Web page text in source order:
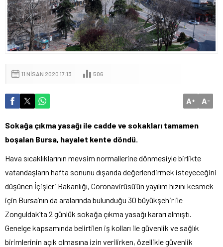
11 NISAN 2020 17:13 506
A+ A-
Sokağa çıkma yasağı ile cadde ve sokakları tamamen
boşalan Bursa, hayalet kente döndü.
Hava sıcaklıklarının mevsim normallerine dönmesiyle birlikte
vatandaşların hafta sonunu dışarıda değerlendirmek isteyeceğini
düşünen İçişleri Bakanlığı, Coronavirüsü’ün yayılım hızını kesmek
için Bursa’nın da aralarında bulunduğu 30 büyükşehir ile
Zonguldak’ta 2 günlük sokağa çıkma yasağı kararı almıştı.
Genelge kapsamında belirtilen iş kolları ile güvenlik ve sağlık
birimlerinin açık olmasına izin verilirken, özellikle güvenlik